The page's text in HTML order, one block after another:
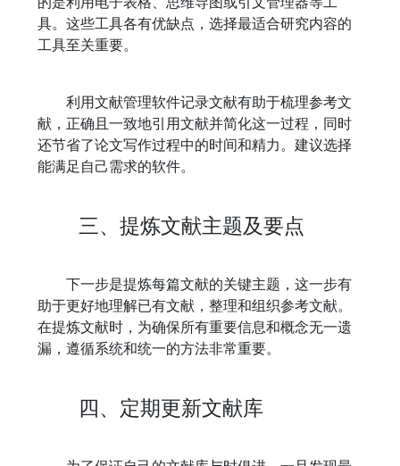
具。这些工具各有优缺点，选择最适合研究内容的
工具至关重要。
利用文献管理软件记录文献有助于梳理参考文
献，正确且一致地引用文献并简化这一过程，同时
还节省了论文写作过程中的时间和精力。建议选择
能满足自己需求的软件。
三、提炼文献主题及要点
下一步是提炼每篇文献的关键主题，这一步有
助于更好地理解已有文献，整理和组织参考文献。
在提炼文献时，为确保所有重要信息和概念无一遗
漏，遵循系统和统一的方法非常重要。
四、定期更新文献库